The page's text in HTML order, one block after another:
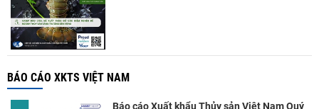
BÁO CÁO XKTS VIỆT NAM
Báo cáo Xuất khẩu Thủy sản Việt Nam Quý